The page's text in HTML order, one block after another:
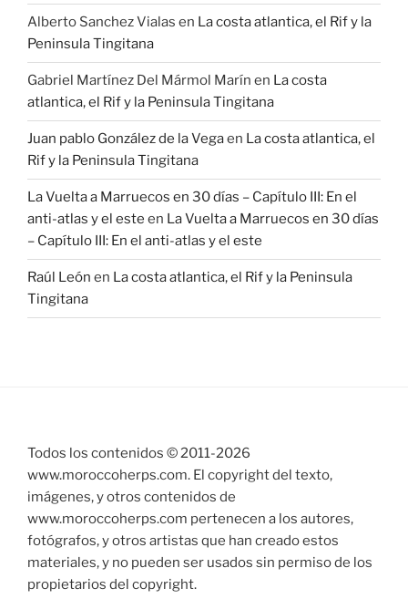
Alberto Sanchez Vialas en La costa atlantica, el Rif y la
Peninsula Tingitana
Gabriel Martínez Del Mármol Marín en La costa
atlantica, el Rif y la Peninsula Tingitana
Juan pablo González de la Vegaen La costa atlantica, el
Rif y la Peninsula Tingitana
La Vuelta a Marruecos en 30 días – Capítulo III: En el
anti-atlas y el este en La Vuelta a Marruecos en 30 días
– Capítulo III: En el anti-atlas y el este
Raúl León en La costa atlantica, el Rif y la Peninsula
Tingitana
Todos los contenidos © 2011-2026
www.moroccoherps.com. El copyright del texto,
imágenes, y otros contenidos de
www.moroccoherps.com pertenecen a los autores,
fotógrafos, y otros artistas que han creado estos
materiales, y no pueden ser usados sin permiso de los
propietarios del copyright.